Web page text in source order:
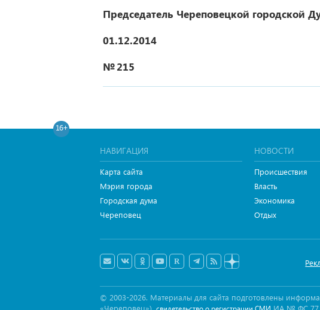
Председатель Череповецкой городской
01.12.2014
№ 215
16+
НАВИГАЦИЯ
Карта сайта
Мэрия города
Городская дума
Череповец
НОВОСТИ
Происшествия
Власть
Экономика
Отдых
© 2003-2026. Материалы для сайта подготовлены
«Череповец»),
ИА № ФС 77